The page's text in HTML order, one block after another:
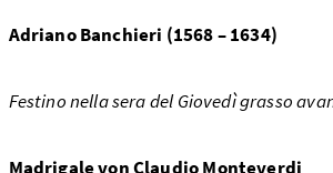
Adriano Banchieri (1568 – 1634)
Festino nella sera del Giovedì grasso
Madrigale von Claudio Monteverdi